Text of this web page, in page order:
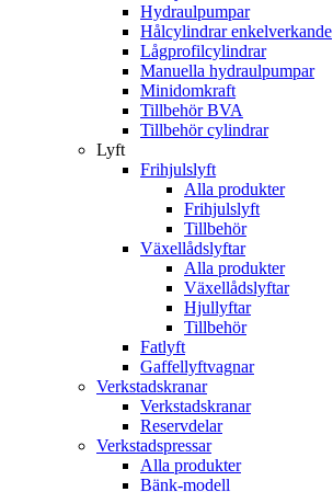
Hydraulpumpar
Hålcylindrar enkelverkande
Lågprofilcylindrar
Manuella hydraulpumpar
Minidomkraft
Tillbehör BVA
Tillbehör cylindrar
Lyft
Frihjulslyft
Alla produkter
Frihjulslyft
Tillbehör
Växellådslyftar
Alla produkter
Växellådslyftar
Hjullyftar
Tillbehör
Fatlyft
Gaffellyftvagnar
Verkstadskranar
Verkstadskranar
Reservdelar
Verkstadspressar
Alla produkter
Bänk-modell